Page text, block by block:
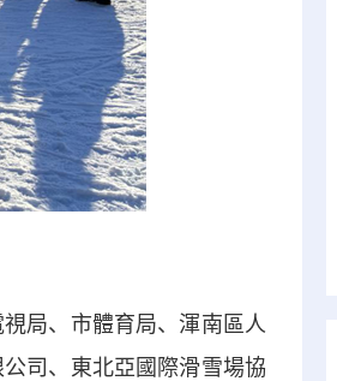
局、市體育局、渾南區人
司、東北亞國際滑雪場協